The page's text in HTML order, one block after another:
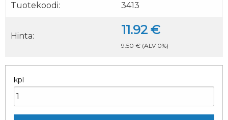
Tuotekoodi: 3413
Hinta: 11.92 €
9.50 € (ALV 0%)
kpl